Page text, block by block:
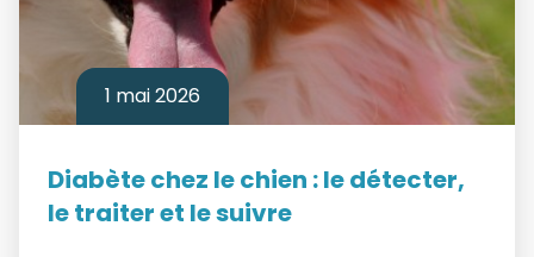
1 mai 2026
Diabète chez le chien : le détecter,
le traiter et le suivre